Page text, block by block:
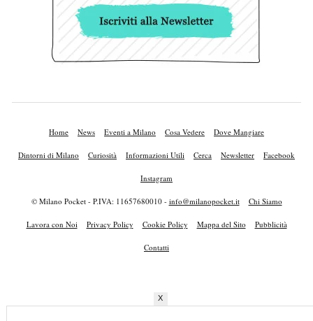
Home News Eventi a Milano Cosa Vedere Dove Mangiare
Dintorni di Milano Curiosità Informazioni Utili Cerca Newsletter Facebook
Instagram
© Milano Pocket - P.IVA: 11657680010 - info@milanopocket.it Chi Siamo
Lavora con Noi Privacy Policy Cookie Policy Mappa del Sito Pubblicità
Contatti
X